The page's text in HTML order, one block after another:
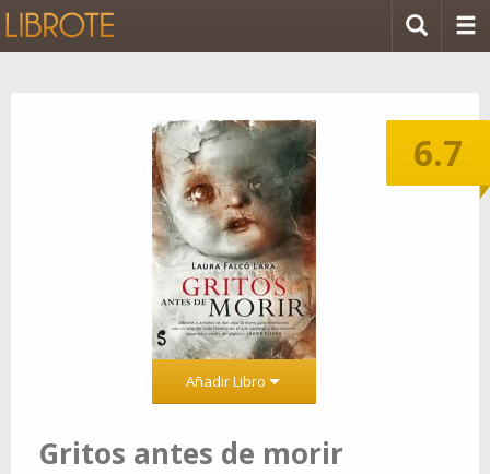
6.7
Añadir Libro
Gritos antes de morir